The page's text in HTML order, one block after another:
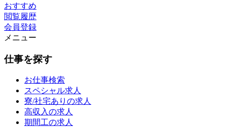
おすすめ
閲覧履歴
会員登録
メニュー
仕事を探す
お仕事検索
スペシャル求人
寮/社宅ありの求人
高収入の求人
期間工の求人